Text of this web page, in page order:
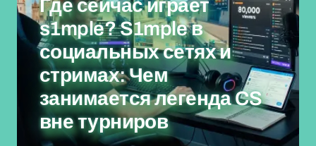
Где сейчас играет
s1mple? S1mple в
социальных сетях и
стримах: Чем
занимается легенда CS
вне турниров